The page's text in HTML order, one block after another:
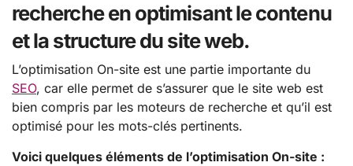
recherche en optimisant le contenu
et la structure du site web.
L’optimisation On-site est une partie importante du
SEO, car elle permet de s’assurer que le site web est
bien compris par les moteurs de recherche et qu’il est
optimisé pour les mots-clés pertinents.
Voici quelques éléments de l’optimisation On-site :